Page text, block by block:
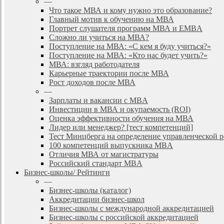
Что такое МВА и кому нужно это образование?
Главный мотив к обучению на МВА
Портрет слушателя программ МВА и EMBA
Сложно ли учиться на МВА?
Поступление на МВА: «С кем я буду учиться?»
Поступление на МВА: «Кто нас будет учить?»
МВА: взгляд работодателя
Карьерные траектории после МВА
Рост доходов после МВА
—
Зарплаты и вакансии с MBA
Инвестиции в МВА и окупаемость (ROI)
Оценка эффективности обучения на МВА
Лидер или менеджер? [тест компетенций]
Тест Минцберга на определение управленческой
100 компетенций выпускника MBA
Отличия МВА от магистратуры
Российский стандарт MBA
Бизнес-школы/ Рейтинги
—
Бизнес-школы (каталог)
Аккредитации бизнес-школ
Бизнес-школы с международной аккредитацией
Бизнес-школы с российской аккредитацией